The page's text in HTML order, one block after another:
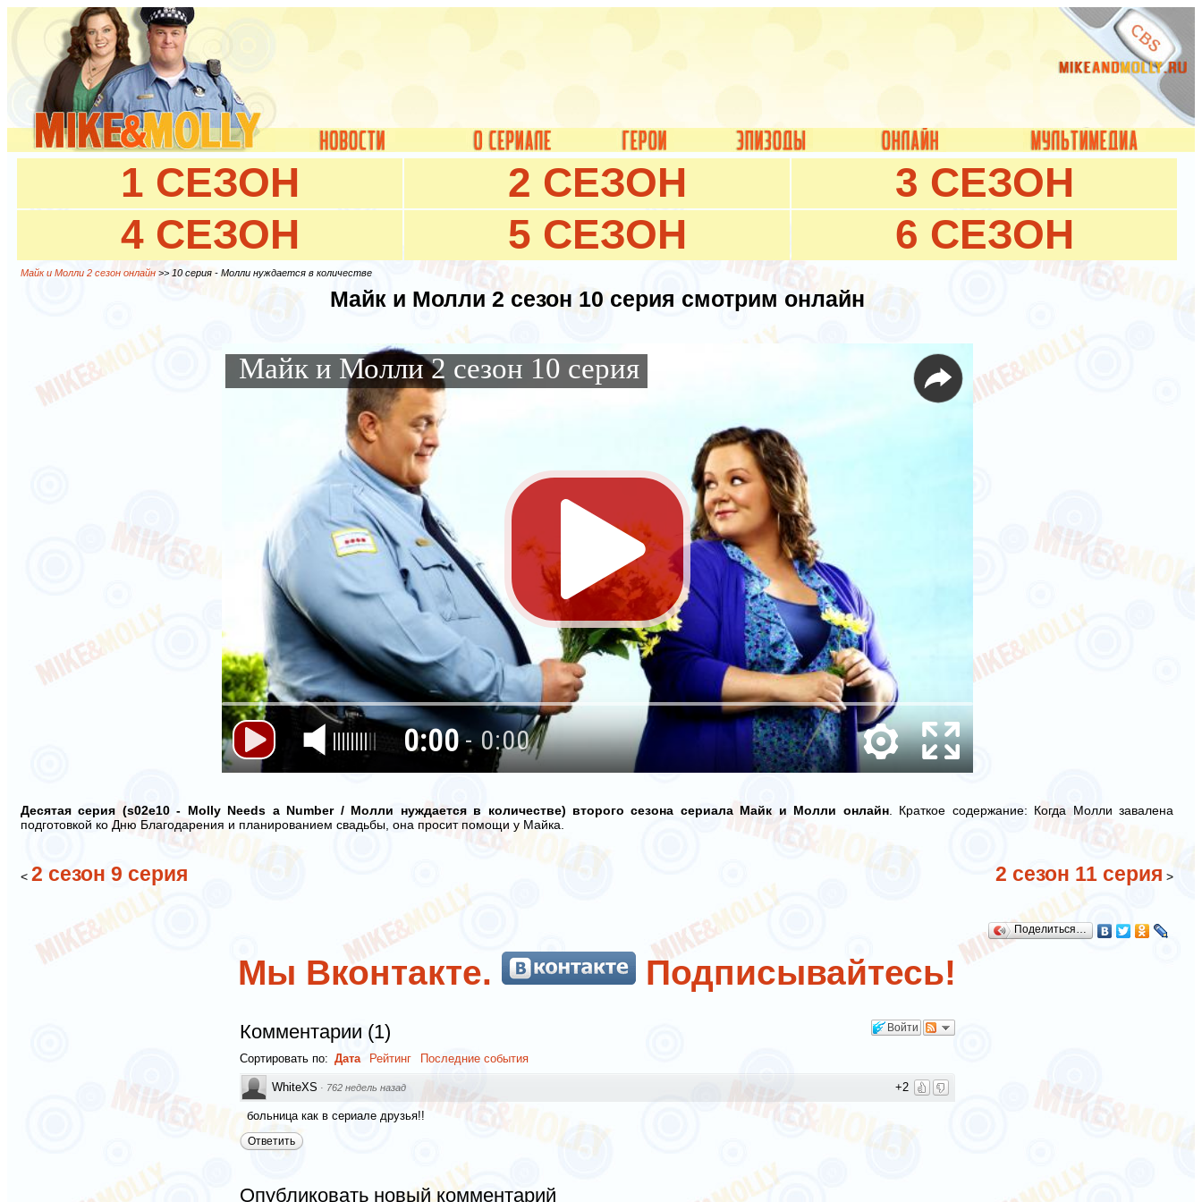
1 СЕЗОН 2 СЕЗОН
3 СЕЗОН
4 СЕЗОН
5 СЕЗОН 6 СЕЗОН
Майк и Молли 2 сезон онлайн >> 10 серия - Молли нуждается в количестве
Майк и Молли 2 сезон 10 серия смотрим онлайн
0:00- 0:00
Майк и Молли 2 сезон 10 серия
Десятая серия (s02e10 - Molly Needs a Number / Молли нуждается в количестве) второго сезона сериала Майк и Молли онлайн. Краткое содержание: Когда Молли завалена
подготовкой ко Дню Благодарения и планированием свадьбы, она просит помощи у Майка.
< 2 сезон 9 серия 2 сезон 11 серия >
Поделиться…
Мы Вконтакте. Подписывайтесь!
Войти
Комментарии (1)
Сортировать по: Дата Рейтинг Последние события
+2
WhiteXS · 762 недель назад
больница как в сериале друзья!!
Ответить
Опубликовать новый комментарий